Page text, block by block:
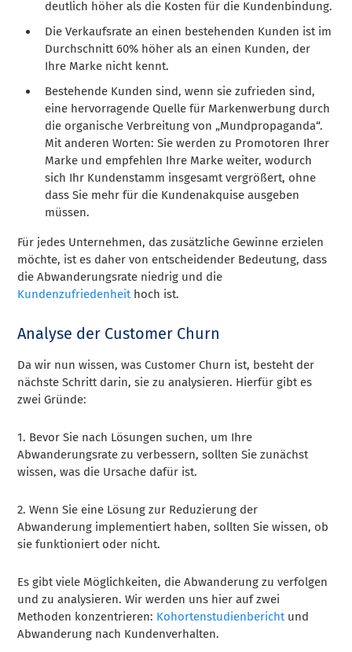
deutlich höher als die Kosten für die Kundenbindung.
Die Verkaufsrate an einen bestehenden Kunden ist im
Durchschnitt 60% höher als an einen Kunden, der
Ihre Marke nicht kennt.
Bestehende Kunden sind, wenn sie zufrieden sind,
eine hervorragende Quelle für Markenwerbung durch
die organische Verbreitung von „Mundpropaganda“.
Mit anderen Worten: Sie werden zu Promotoren Ihrer
Marke und empfehlen Ihre Marke weiter, wodurch
sich Ihr Kundenstamm insgesamt vergrößert, ohne
dass Sie mehr für die Kundenakquise ausgeben
müssen.
Für jedes Unternehmen, das zusätzliche Gewinne erzielen
möchte, ist es daher von entscheidender Bedeutung, dass
die Abwanderungsrate niedrig und die
Kundenzufriedenheithoch ist.
Analyse der Customer Churn
Da wir nun wissen, was Customer Churn ist, besteht der
nächste Schritt darin, sie zu analysieren. Hierfür gibt es
zwei Gründe:
1. Bevor Sie nach Lösungen suchen, um Ihre
Abwanderungsrate zu verbessern, sollten Sie zunächst
wissen, was die Ursache dafür ist.
2. Wenn Sie eine Lösung zur Reduzierung der
Abwanderung implementiert haben, sollten Sie wissen, ob
sie funktioniert oder nicht.
Es gibt viele Möglichkeiten, die Abwanderung zu verfolgen
und zu analysieren. Wir werden uns hier auf zwei
Methoden konzentrieren: Kohortenstudienberichtund
Abwanderung nach Kundenverhalten.